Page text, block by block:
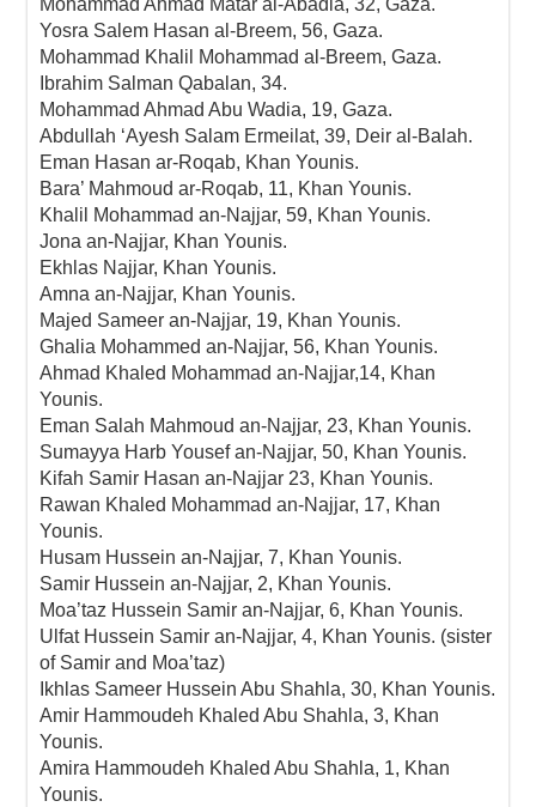
Mohammad Ahmad Matar al-Abadla, 32, Gaza.
Yosra Salem Hasan al-Breem, 56, Gaza.
Mohammad Khalil Mohammad al-Breem, Gaza.
Ibrahim Salman Qabalan, 34.
Mohammad Ahmad Abu Wadia, 19, Gaza.
Abdullah ‘Ayesh Salam Ermeilat, 39, Deir al-Balah.
Eman Hasan ar-Roqab, Khan Younis.
Bara’ Mahmoud ar-Roqab, 11, Khan Younis.
Khalil Mohammad an-Najjar, 59, Khan Younis.
Jona an-Najjar, Khan Younis.
Ekhlas Najjar, Khan Younis.
Amna an-Najjar, Khan Younis.
Majed Sameer an-Najjar, 19, Khan Younis.
Ghalia Mohammed an-Najjar, 56, Khan Younis.
Ahmad Khaled Mohammad an-Najjar,14, Khan
Younis.
Eman Salah Mahmoud an-Najjar, 23, Khan Younis.
Sumayya Harb Yousef an-Najjar, 50, Khan Younis.
Kifah Samir Hasan an-Najjar 23, Khan Younis.
Rawan Khaled Mohammad an-Najjar, 17, Khan
Younis.
Husam Hussein an-Najjar, 7, Khan Younis.
Samir Hussein an-Najjar, 2, Khan Younis.
Moa’taz Hussein Samir an-Najjar, 6, Khan Younis.
Ulfat Hussein Samir an-Najjar, 4, Khan Younis. (sister
of Samir and Moa’taz)
Ikhlas Sameer Hussein Abu Shahla, 30, Khan Younis.
Amir Hammoudeh Khaled Abu Shahla, 3, Khan
Younis.
Amira Hammoudeh Khaled Abu Shahla, 1, Khan
Younis.